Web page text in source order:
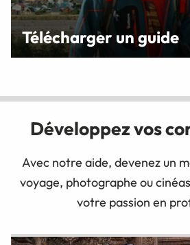
Télécharger un guide
Développez vos
Avec notre aide, devenez un
voyage, photographe ou
votre passion en